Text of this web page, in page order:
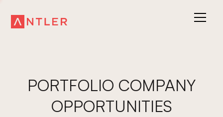
PORTFOLIO COMPANY
OPPORTUNITIES